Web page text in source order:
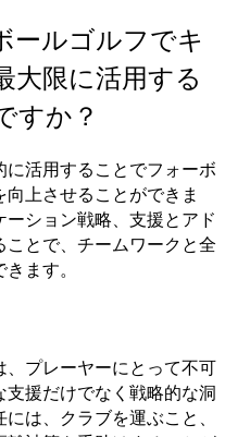
ールゴルフでキ
大限に活用する
すか？
活用することでフォーボ
上させることができま
ション戦略、支援とアド
とで、チームワークと全
ます。
プレーヤーにとって不可
援だけでなく戦略的な洞
は、クラブを運ぶこと、